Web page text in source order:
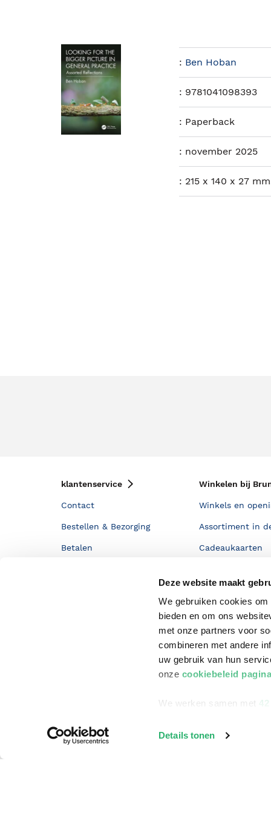
Deze website maakt
We gebruiken cookies
bieden en om ons
met onze partners voor
combineren met andere
uw gebruik van hun
onze cookiebeleid pagina
We werken samen met
Details tonen
: Ben Hoban
: 9781041098393
: Paperback
: november 2025
: 215 x 140 x 27
klantenservice
Contact
Bestellen & Bezorging
Betalen
Zakelijk boeken bestellen
Winkelen bij
Winkels en
Assortiment in
Cadeaukaarten
Staatsloterij
ING